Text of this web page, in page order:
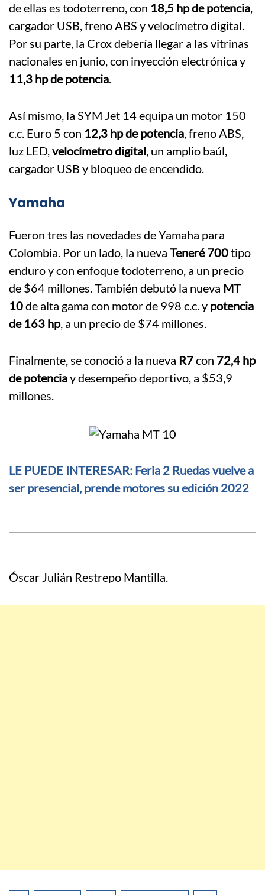
de ellas es todoterreno, con 18,5 hp de potencia,
cargador USB, freno ABS y velocímetro digital.
Por su parte, la Crox debería llegar a las vitrinas
nacionales en junio, con inyección electrónica y
11,3 hp de potencia.
Así mismo, la SYM Jet 14 equipa un motor 150
c.c. Euro 5 con 12,3 hp de potencia, freno ABS,
luz LED,velocímetro digital, un amplio baúl,
cargador USB y bloqueo de encendido.
Yamaha
Fueron tres las novedades de Yamaha para
Colombia. Por un lado, la nueva Teneré 700tipo
enduro y con enfoque todoterreno, a un precio
de $64 millones. También debutó la nueva MT
10de alta gama con motor de 998 c.c. y potencia
de 163 hp, a un precio de $74 millones.
Finalmente, se conoció a la nueva R7con 72,4 hp
de potenciay desempeño deportivo, a $53,9
millones.
LE PUEDE INTERESAR: Feria 2 Ruedas vuelve a
ser presencial, prende motores su edición 2022
Óscar Julián Restrepo Mantilla.